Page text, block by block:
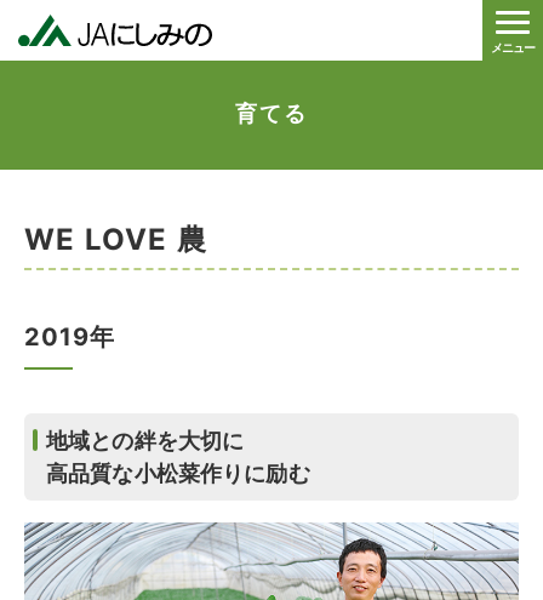
メニュー
育てる
WE LOVE 農
2019年
地域との絆を大切に
高品質な小松菜作りに励む